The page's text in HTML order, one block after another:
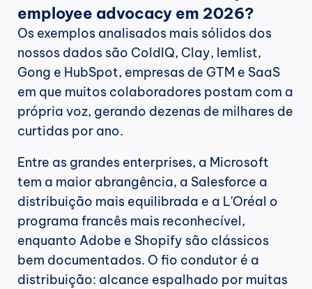
employee advocacy em 2026?
Os exemplos analisados mais sólidos dos
nossos dados são ColdIQ, Clay, lemlist,
Gong e HubSpot, empresas de GTM e SaaS
em que muitos colaboradores postam com a
própria voz, gerando dezenas de milhares de
curtidas por ano.
Entre as grandes enterprises, a Microsoft
tem a maior abrangência, a Salesforce a
distribuição mais equilibrada e a L'Oréal o
programa francês mais reconhecível,
enquanto Adobe e Shopify são clássicos
bem documentados. O fio condutor é a
distribuição: alcance espalhado por muitas